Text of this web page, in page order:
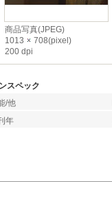
商品写真(JPEG)
1013
708(pixel)
200 dpi
スペック
/他
年